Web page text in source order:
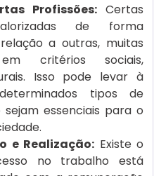
Profissões: Certas
de forma
a outras, muitas
critérios sociais,
Isso pode levar à
tipos de
essenciais para o
e Realização: Existe o
no trabalho está